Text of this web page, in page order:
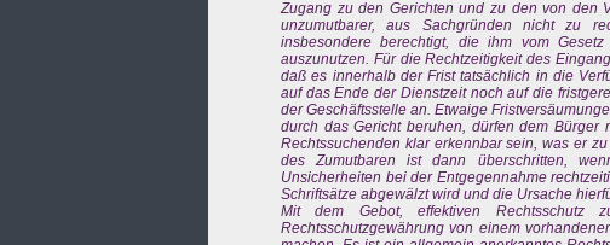
Zugang zu den Gerichten und zu den von den
unzumutbarer, aus Sachgründen nicht zu
insbesondere berechtigt, die ihm vom
auszunutzen. Für die Rechtzeitigkeit des
daß es innerhalb der Frist tatsächlich in die
auf das Ende der Dienstzeit noch auf die
der Geschäftsstelle an. Etwaige
durch das Gericht beruhen, dürfen dem Bürger
Rechtssuchenden klar erkennbar sein, was er
des Zumutbaren ist dann überschritten,
Unsicherheiten bei der Entgegennahme
Schriftsätze abgewälzt wird und die Ursache
Mit dem Gebot, effektiven Rechtsschutz
Rechtsschutzgewährung von einem